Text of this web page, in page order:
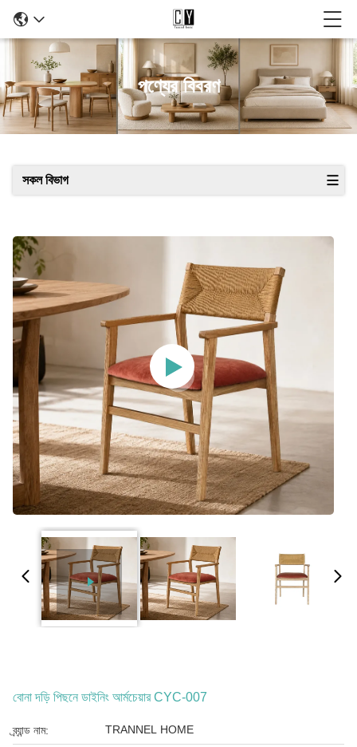
পণ্যের বিবরণ
সকল বিভাগ
বোনা দড়ি পিছনে ডাইনিং আর্মচেয়ার CYC-007
ব্র্যান্ড নাম: TRANNEL HOME